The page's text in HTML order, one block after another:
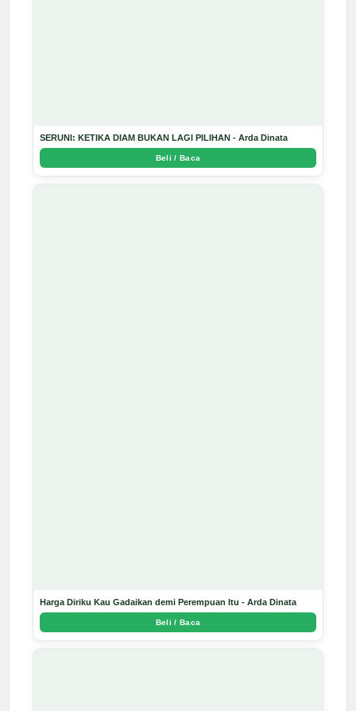
SERUNI: KETIKA DIAM BUKAN LAGI PILIHAN - Arda Dinata
Beli / Baca
Harga Diriku Kau Gadaikan demi Perempuan Itu - Arda Dinata
Beli / Baca